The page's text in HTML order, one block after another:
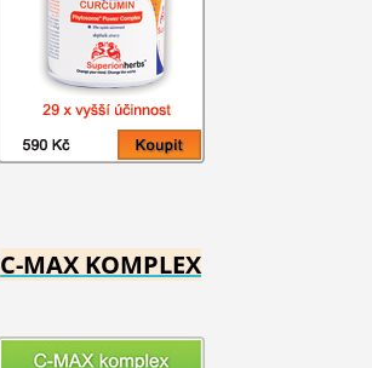
C-MAX KOMPLEX